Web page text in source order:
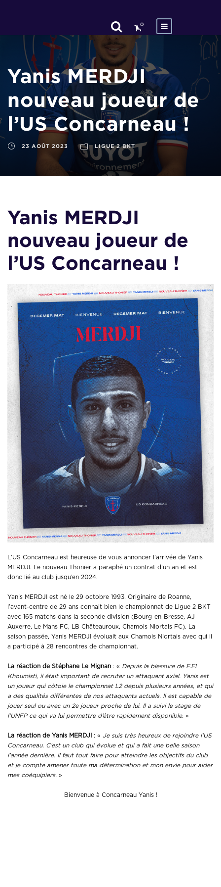
0
Yanis MERDJI
nouveau joueur de
l’US Concarneau !
23 AOÛT 2023 LIGUE 2 BKT
Yanis MERDJI
nouveau joueur de
l’US Concarneau !
L’US Concarneau est heureuse de vous annoncer l’arrivée de Yanis
MERDJI. Le nouveau Thonier a paraphé un contrat d’un an et est
donc lié au club jusqu’en 2024.
Yanis MERDJI est né le 29 octobre 1993. Originaire de Roanne,
l’avant-centre de 29 ans connait bien le championnat de Ligue 2 BKT
avec 165 matchs dans la seconde division (Bourg-en-Bresse, AJ
Auxerre, Le Mans FC, LB Châteauroux, Chamois Niortais FC). La
saison passée, Yanis MERDJI évoluait aux Chamois Niortais avec qui il
a participé à 28 rencontres de championnat.
La réaction de Stéphane Le Mignan : « Depuis la blessure de F.El
Khoumisti, il était important de recruter un attaquant axial. Yanis est
un joueur qui côtoie le championnat L2 depuis plusieurs années, et qui
a des qualités différentes de nos attaquants actuels. Il est capable de
jouer seul ou avec un 2e joueur proche de lui. Il a suivi le stage de
l’UNFP ce qui va lui permettre d’être rapidement disponible. »
La réaction de Yanis MERDJI : « Je suis très heureux de rejoindre l’US
Concarneau. C’est un club qui évolue et qui a fait une belle saison
l’année dernière. Il faut tout faire pour atteindre les objectifs du club
et je compte amener toute ma détermination et mon envie pour aider
mes coéquipiers. »
Bienvenue à Concarneau Yanis !